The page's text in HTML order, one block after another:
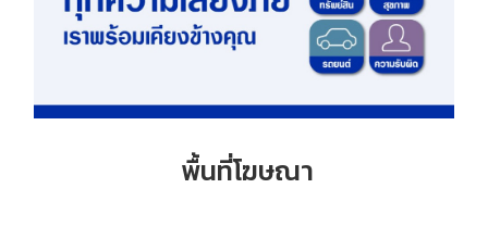
พื้นที่โฆษณา